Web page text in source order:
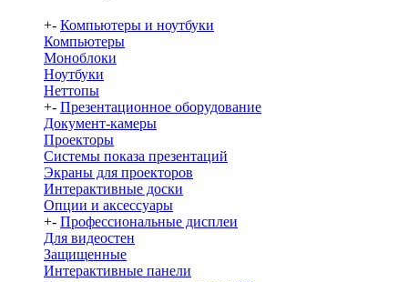
+- Компьютеры и ноутбуки
Компьютеры
Моноблоки
Ноутбуки
Неттопы
+- Презентационное оборудование
Документ-камеры
Проекторы
Системы показа презентаций
Экраны для проекторов
Интерактивные доски
Опции и аксессуары
+- Профессиональные дисплеи
Для видеостен
Защищенные
Интерактивные панели